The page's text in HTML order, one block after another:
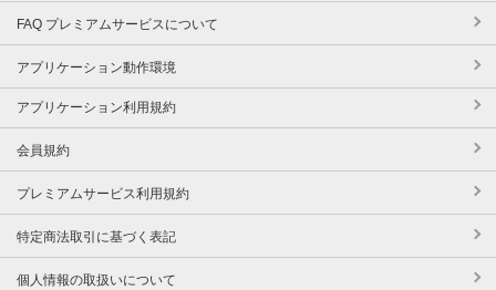
FAQ プレミアムサービスについて
アプリケーション動作環境
アプリケーション利用規約
会員規約
プレミアムサービス利用規約
特定商法取引に基づく表記
個人情報の取扱いについて